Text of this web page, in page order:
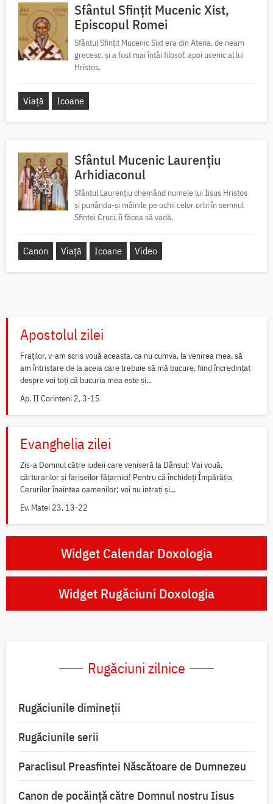
Sfântul Sfințit Mucenic Xist,
Episcopul Romei
Sfântul Sfințit Mucenic Sixt era din Atena, de neam
grecesc, și a fost mai întâi filosof, apoi ucenic al lui
Hristos.
Viață Icoane
Sfântul Mucenic Laurențiu
Arhidiaconul
Sfântul Laurențiu chemând numele lui Iisus Hristos
și punându-și mâinile pe ochii celor orbi în semnul
Sfintei Cruci, îi făcea să vadă.
Canon Viață Icoane Video
Apostolul zilei
Fraților, v-am scris vouă aceasta, ca nu cumva, la venirea mea, să
am întristare de la aceia care trebuie să mă bucure, fiind încredințat
despre voi toți că bucuria mea este și...
Ap. II Corinteni 2, 3-15
Evanghelia zilei
Zis-a Domnul către iudeii care veniseră la Dânsul: Vai vouă,
cărturarilor și fariseilor fățarnici! Pentru că închideți Împărăția
Cerurilor înaintea oamenilor; voi nu intrați și...
Ev. Matei 23, 13-22
Widget Calendar Doxologia
Widget Rugăciuni Doxologia
Rugăciuni zilnice
Rugăciunile dimineții
Rugăciunile serii
Paraclisul Preasfintei Născătoare de Dumnezeu
Canon de pocăință către Domnul nostru Iisus